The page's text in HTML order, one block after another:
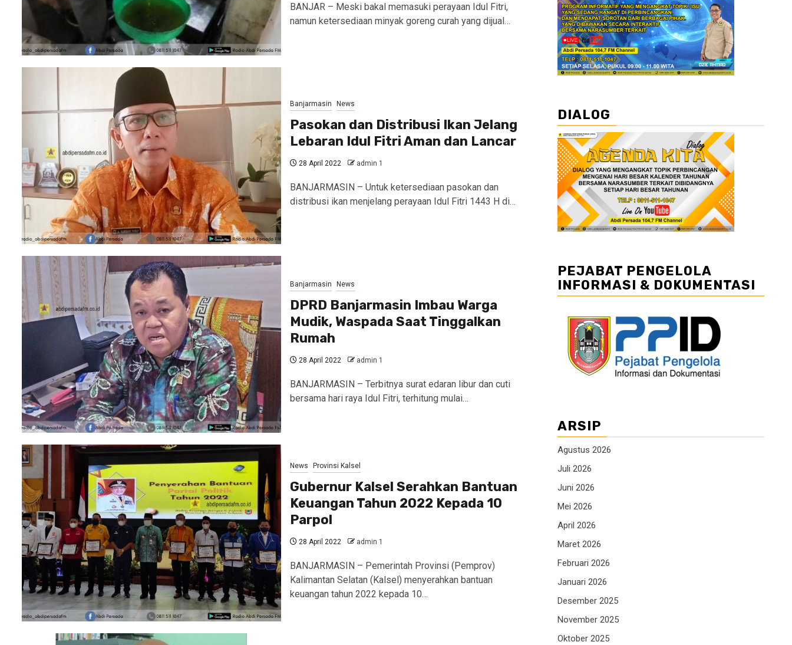
BANJAR – Meski bakal memasuki perayaan Idul Fitri,
namun ketersediaan minyak goreng curah yang dijual…
Banjarmasin News
Pasokan dan Distribusi Ikan Jelang
Lebaran Idul Fitri Aman dan Lancar
28 April 2022 admin 1
BANJARMASIN – Untuk ketersediaan pasokan dan
distribusi ikan menjelang perayaan Idul Fitri 1443 H di…
Banjarmasin News
DPRD Banjarmasin Imbau Warga
Mudik, Waspada Saat Tinggalkan
Rumah
28 April 2022 admin 1
BANJARMASIN – Terbitnya surat edaran libur dan cuti
bersama hari raya Idul Fitri, terhitung mulai…
News Provinsi Kalsel
Gubernur Kalsel Serahkan Bantuan
Keuangan Tahun 2022 Kepada 10
Parpol
28 April 2022 admin 1
BANJARMASIN – Pemerintah Provinsi (Pemprov)
Kalimantan Selatan (Kalsel) menyerahkan bantuan
keuangan tahun 2022 kepada 10…
DIALOG
PEJABAT PENGELOLA
INFORMASI & DOKUMENTASI
ARSIP
Agustus 2026
Juli 2026
Juni 2026
Mei 2026
April 2026
Maret 2026
Februari 2026
Januari 2026
Desember 2025
November 2025
Oktober 2025